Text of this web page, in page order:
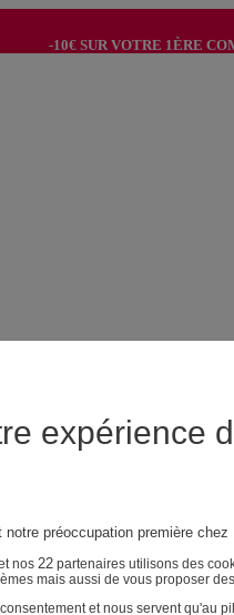
-10€ SUR VOTRE 1ÈRE
expérience
préoccupation première chez
nos 22 partenaires utilisons des
mais aussi de vous proposer
et nous servent qu'au